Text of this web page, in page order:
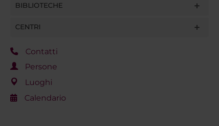
BIBLIOTECHE
CENTRI
Contatti
Persone
Luoghi
Calendario